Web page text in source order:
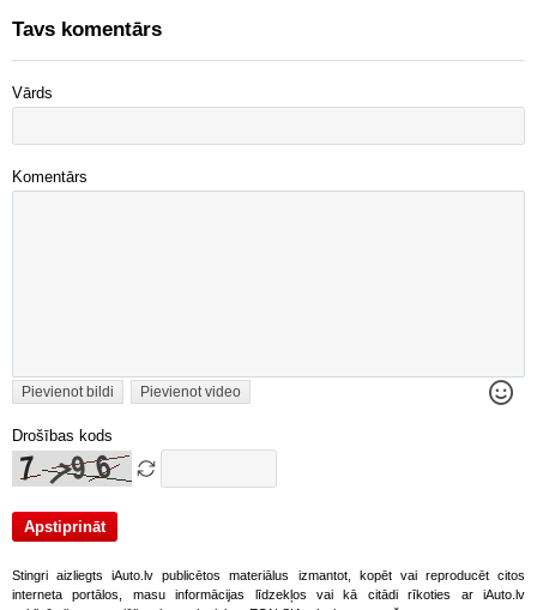
Tavs komentārs
Vārds
Komentārs
Pievienot bildi Pievienot video
Drošības kods
Stingri aizliegts iAuto.lv publicētos materiālus izmantot, kopēt vai reproducēt citos
interneta portālos, masu informācijas līdzekļos vai kā citādi rīkoties ar iAuto.lv